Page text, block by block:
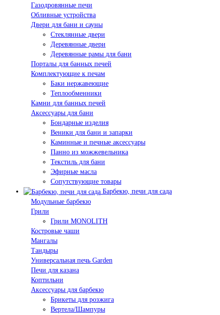
Газодровянные печи
Обливные устройства
Двери для бани и сауны
Стеклянные двери
Деревянные двери
Деревянные рамы для бани
Порталы для банных печей
Комплектующие к печам
Баки нержавеющие
Теплообменники
Камни для банных печей
Аксессуары для бани
Бондарные изделия
Веники для бани и запарки
Каминные и печные аксессуары
Панно из можжевельника
Текстиль для бани
Эфирные масла
Сопутствующие товары
Барбекю, печи для сада
Модульные барбекю
Грили
Грили MONOLITH
Костровые чаши
Мангалы
Тандыры
Универсальная печь Garden
Печи для казана
Коптильни
Аксессуары для барбекю
Брикеты для розжига
Вертела/Шампуры